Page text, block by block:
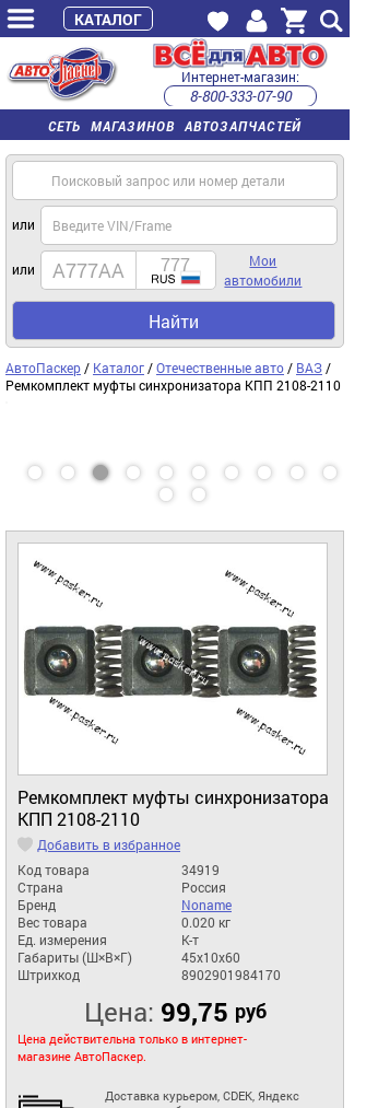
СЕТЬ МАГАЗИНОВ АВТОЗАПЧАСТЕЙ
Интернет-магазин:
8-800-333-07-90
часы работы с 9:00 до 22:00 (пн-пт)
или
или
Мои
автомобили
Найти
АвтоПаскер / Каталог /Отечественные авто / ВАЗ /
Ремкомплект муфты синхронизатора КПП 2108-2110
Ремкомплект муфты синхронизатора
КПП 2108-2110
Добавить в избранное
Код товара
34919
Страна
Россия
Бренд
Noname
Вес товара
0.020 кг
Ед. измерения
К-т
Габариты (Ш×В×Г)
45x10x60
Штрихкод
8902901984170
Цена: 99,75 руб
Цена действительна только в интернет-
магазине АвтоПаскер.
Доставка курьером, CDEK, Яндекс
КАТАЛОГ